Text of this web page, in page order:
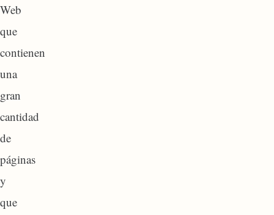
Web
que
contienen
una
gran
cantidad
de
páginas
y
que